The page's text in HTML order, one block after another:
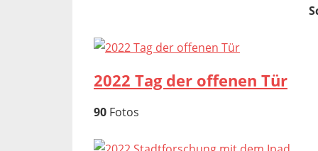
2022 Tag der offenen Tür
90 Fotos